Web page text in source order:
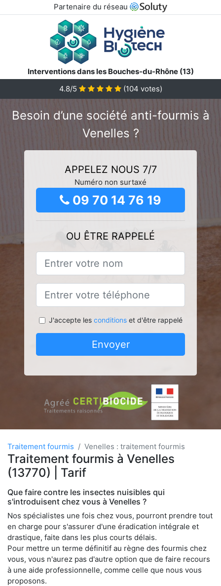
Partenaire du réseau
Interventions dans les Bouches-du-Rhône (13)
4.8/5
(104 votes)
Besoin d’une société anti-fourmis à
Venelles ?
APPELEZ NOUS 7/7
Numéro non surtaxé
09 70 14 76 19
OU ÊTRE RAPPELÉ
J'accepte les conditionset d'être rappelé
Envoyer
Traitement fourmis Venelles : traitement fourmis
Traitement fourmis à Venelles
(13770) | Tarif
Que faire contre les insectes nuisibles qui
s'introduisent chez vous à Venelles ?
Nos spécialistes une fois chez vous, pourront prendre tout
en charge pour s'assurer d'une éradication intégrale et
drastique, faite dans les plus courts délais.
Pour mettre un terme définitif au règne des fourmis chez
vous, vous n'aurez pas d'autre option que de faire recours
à une aide professionnelle, comme celle que nous vous
proposons.